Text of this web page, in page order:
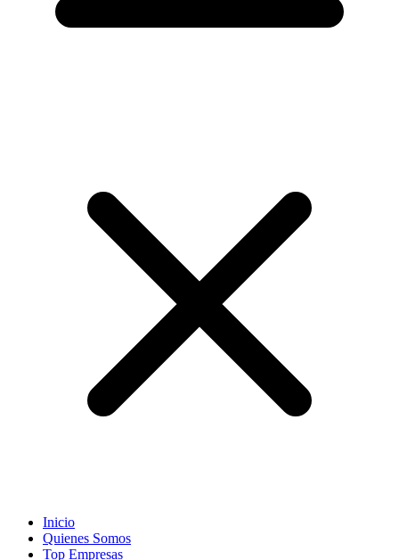
Inicio
Quienes Somos
Top Empresas